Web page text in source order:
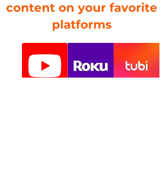
content on your favorite
platforms